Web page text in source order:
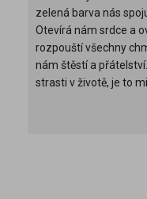
zelená barva nás
Otevírá nám srdce a
rozpouští všechny
nám štěstí a
strasti v životě, je to